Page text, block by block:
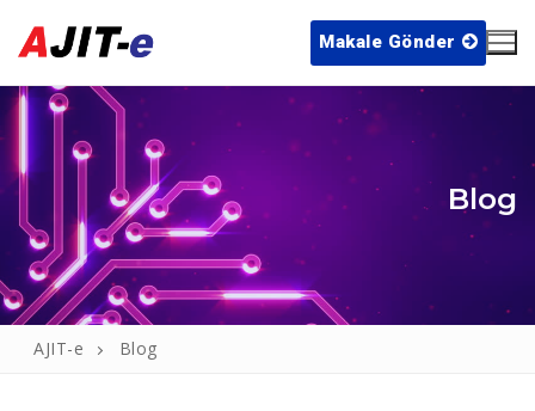
atla
Makale Gönder
Arama:
Ana Sayfa
Blog
AJIT-e Blog